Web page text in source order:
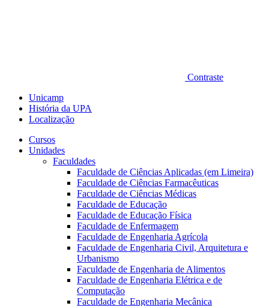
Contraste
Unicamp
História da UPA
Localização
Cursos
Unidades
Faculdades
Faculdade de Ciências Aplicadas (em Limeira)
Faculdade de Ciências Farmacêuticas
Faculdade de Ciências Médicas
Faculdade de Educação
Faculdade de Educação Física
Faculdade de Enfermagem
Faculdade de Engenharia Agrícola
Faculdade de Engenharia Civil, Arquitetura e
Urbanismo
Faculdade de Engenharia de Alimentos
Faculdade de Engenharia Elétrica e de
Computação
Faculdade de Engenharia Mecânica